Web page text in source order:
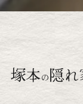
塚本の隠